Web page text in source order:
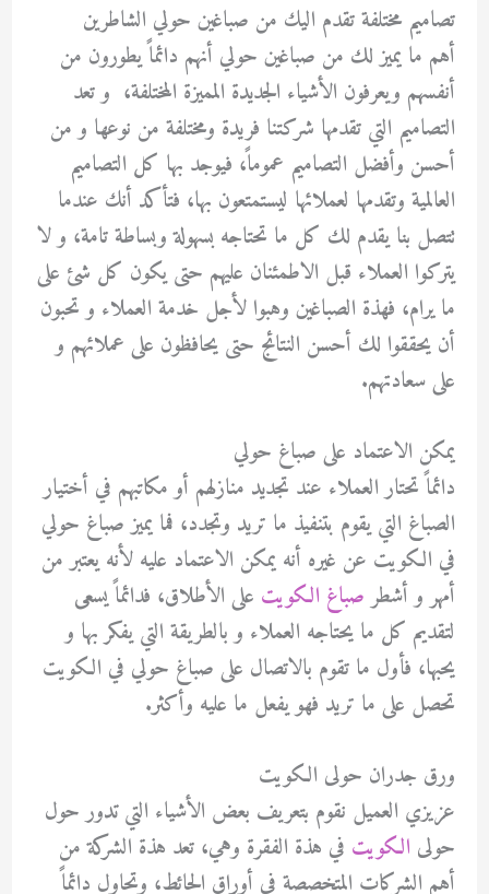
تصاميم مختلفة تقدم اليك من صباغين حولي الشاطرين
أهم ما يميز لك من صباغين حولي أنهم دائماً يطورون من
أنفسهم ويعرفون الأشياء الجديدة المميزة المختلفة، و تعد
التصاميم التي تقدمها شركتنا فريدة ومختلفة من نوعها و من
أحسن وأفضل التصاميم عموماً، فيوجد بها كل التصاميم
العالمية وتقدمها لعملائها ليستمتعون بها، فتأكد أنك عندما
تتصل بنا يقدم لك كل ما تحتاجه بسهولة وبساطة تامة، و لا
يتركوا العملاء قبل الاطمئنان عليهم حتى يكون كل شئ على
ما يرام، فهذة الصباغين وهبوا لأجل خدمة العملاء و تحبون
أن يحققوا لك أحسن النتائج حتى يحافظون على عملائهم و
على سعادتهم.
يمكن الاعتماد على صباغ حولي
دائماً تحتار العملاء عند تجديد منازلهم أو مكاتبهم في أختيار
الصباغ التي يقوم بتنفيذ ما تريد وتجدد، فما يميز صباغ حولي
في الكويت عن غيره أنه يمكن الاعتماد عليه لأنه يعتبر من
أمهر و أشطرصباغ الكويت على الأطلاق، فدائماً يسعى
لتقديم كل ما يحتاجه العملاء و بالطريقة التي يفكر بها و
يحبها، فأول ما تقوم بالاتصال على صباغ حولي في الكويت
تحصل على ما تريد فهو يفعل ما عليه وأكثر.
ورق جدران حولى الكويت
عزيزي العميل نقوم بتعريف بعض الأشياء التي تدور حول
حولى الكويت في هذة الفقرة وهي، تعد هذة الشركة من
أهم الشركات المتخصصة في أوراق الحائط، وتحاول دائماً